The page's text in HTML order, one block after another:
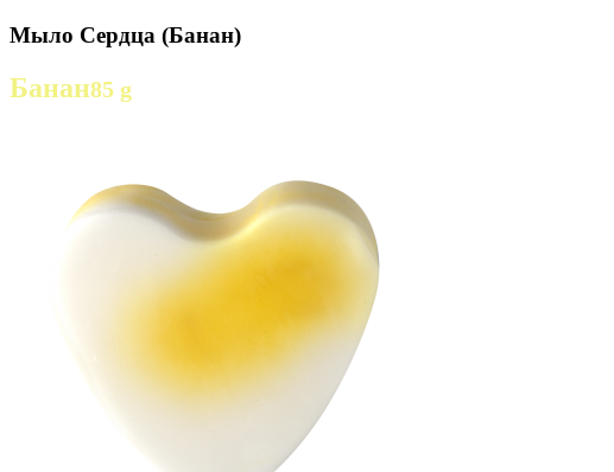
Мыло Сердца (Банан)
Банан85 g